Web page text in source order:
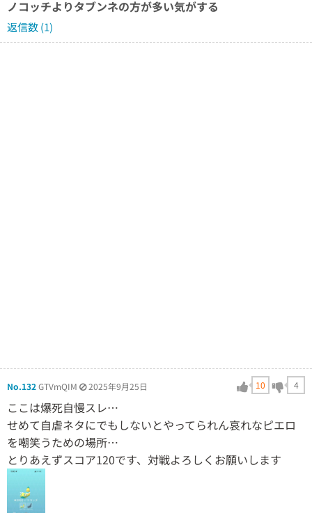
ノコッチよりタブンネの方が多い気がする
返信数 (1)
No.132GTVmQIM 2025年9月25日 10 4
ここは爆死自慢スレ…
せめて自虐ネタにでもしないとやってられん哀れなピエロ
を嘲笑うための場所…
とりあえずスコア120です、対戦よろしくお願いします